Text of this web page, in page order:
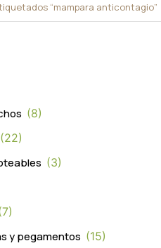
“mampara anticontagio”
8
22
3
7
y pegamentos 15